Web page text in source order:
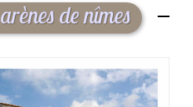
arènes de nîmes